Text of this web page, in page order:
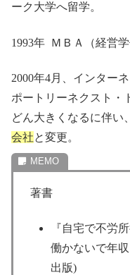
ーク大学へ留学。
1993年 ＭＢＡ（経営学
2000年4月、インター
ポートリーネクスト・
どん大きくなるに伴い
会社と変更。
著書
『自宅で不労
働かないで年
出版)